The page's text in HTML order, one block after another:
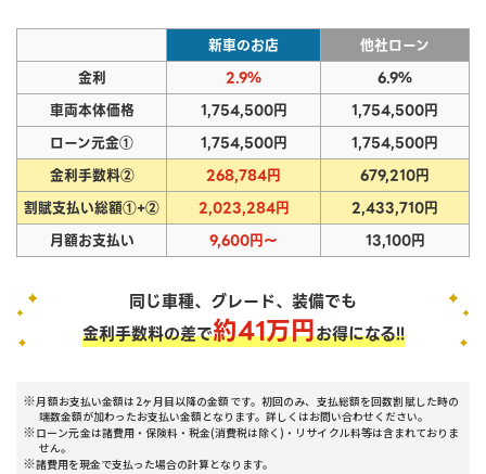
新車のお店
他社ローン
金利
2.9%
6.9%
車両本体価格
1,754,500円
1,754,500円
ローン元金①
1,754,500円
1,754,500円
金利手数料②
268,784円
679,210円
割賦支払い総額①+②
2,023,284円
2,433,710円
月額お支払い
9,600円～ 13,100円
同じ車種、グレード、装備でも
金利手数料の差で約41万円お得になる!!
月額お支払い金額は2ヶ月目以降の金額です。初回のみ、支払総額を回数割賦した時の
端数金額が加わったお支払い金額となります。詳しくはお問い合わせください。
ローン元金は諸費用・保険料・税金(消費税は除く)・リサイクル料等は含まれておりま
せん。
諸費用を現金で支払った場合の計算となります。